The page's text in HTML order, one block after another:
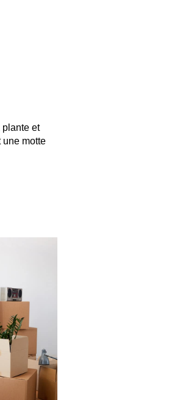
plante et
une motte